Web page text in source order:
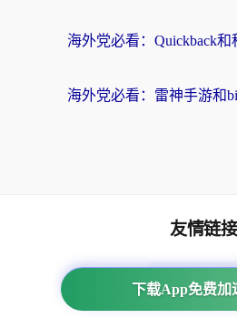
下载App免费加
友情链接
海外回国加速